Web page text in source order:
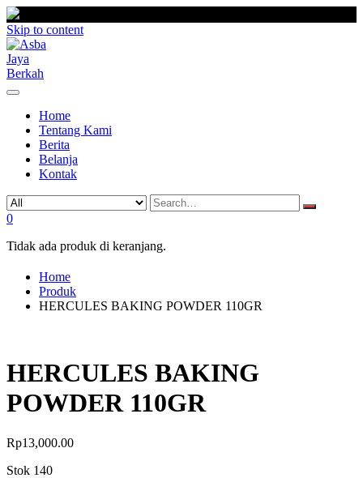
Skip to content
Home
Tentang Kami
Berita
Belanja
Kontak
0
Tidak ada produk di keranjang.
Home
Produk
HERCULES BAKING POWDER 110GR
HERCULES BAKING
POWDER 110GR
Rp13,000.00
Stok 140